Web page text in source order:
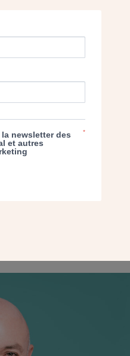
ont organisé
Catholique de Paris :
du lien social »
en replay !
newsletter des
et autres
*